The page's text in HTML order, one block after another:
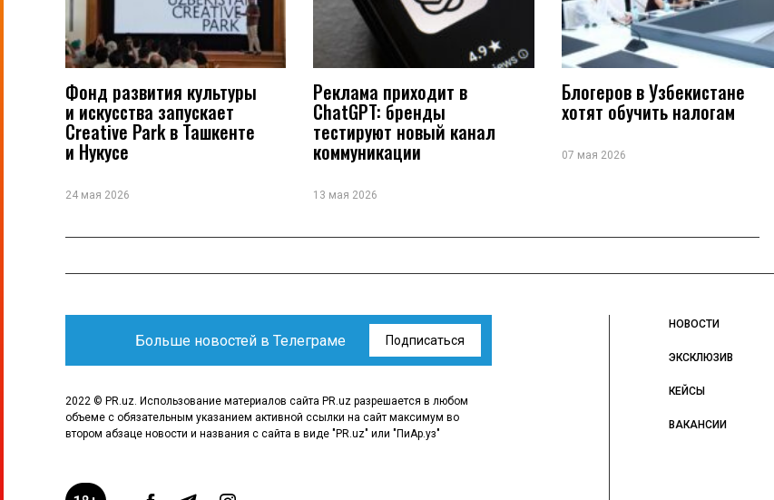
Фонд развития культуры
и искусства запускает
Creative Park в Ташкенте
и Нукусе
24 мая 2026
Реклама приходит в
ChatGPT: бренды
тестируют новый канал
коммуникации
13 мая 2026
Блогеров в Узбекистане
хотят обучить налогам
07 мая 2026
Больше новостей в Телеграме Подписаться
2022 © PR.uz. Использование материалов сайта PR.uz разрешается в любом
объеме с обязательным указанием активной ссылки на сайт максимум во
втором абзаце новости и названия с сайта в виде "PR.uz" или "ПиАр.уз"
НОВОСТИ
ЭКСКЛЮЗИВ
КЕЙСЫ
ВАКАНСИИ